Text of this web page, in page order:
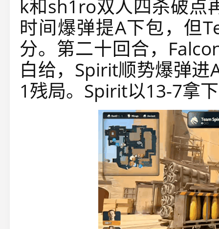
k和sh1ro双人四杀破点
时间爆弹提A下包，但
分。第二十回合，
白给，Spirit顺势爆弹
1残局。Spirit以13-7拿